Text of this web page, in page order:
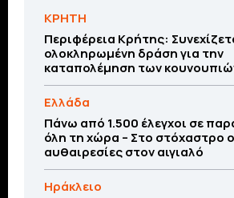
ΚΡΗΤΗ
Περιφέρεια Κρήτης:
ολοκληρωμένη δράση για την
καταπολέμηση των
Ελλάδα
Πάνω από 1.500 έλεγχοι σε
όλη τη χώρα – Στο στόχαστρο
αυθαιρεσίες στον αιγιαλό
Ηράκλειο